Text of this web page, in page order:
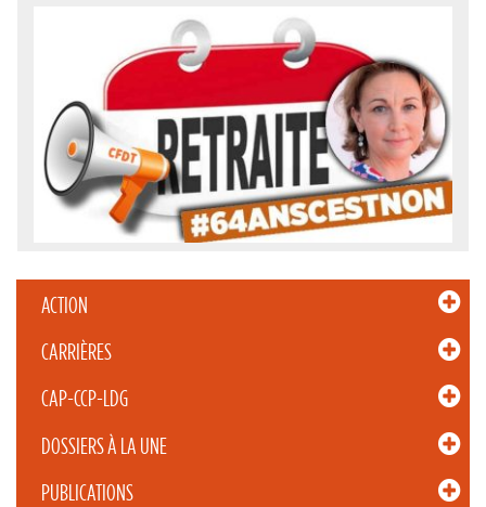
ACTION
CARRIÈRES
CAP-CCP-LDG
DOSSIERS À LA UNE
PUBLICATIONS